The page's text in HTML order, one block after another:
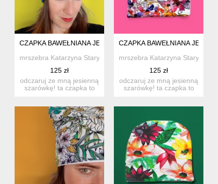
CZAPKA BAWEŁNIANA JESIENNA Z PAWIEM
mrszebra Katarzyna Staryk
125 zł
odczaruj ze mną jesienną
szarówkę! ta czapka to
CZAPKA BAWEŁNIANA
mrszebra Katarzyna Staryk
125 zł
odczaruj ze mną jesienną
szarówkę! ta czapka to